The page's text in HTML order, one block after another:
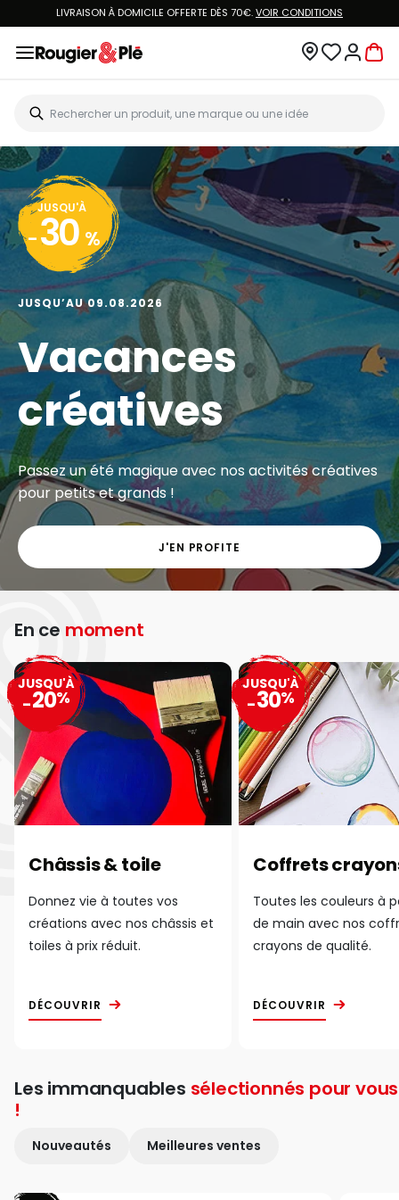
LIVRAISON À DOMICILE OFFERTE DÈS 70€.VOIR CONDITIONS
JUSQU'À
- 30 %
JUSQU’AU 09.08.2026
Vacances
créatives
Passez un été magique avec nos activités créatives
pour petits et grands !
J'EN PROFITE
En ce moment
Châssis & toile
Donnez vie à toutes vos
créations avec nos châssis et
toiles à prix réduit.
DÉCOUVRIR
JUSQU'À
-20%
Coffrets
Toutes les couleurs à
de main avec nos
crayons de qualité.
DÉCOUVRIR
JUSQU'À
-30%
Les immanquables sélectionnés pour vous
!
Nouveautés Meilleures ventes